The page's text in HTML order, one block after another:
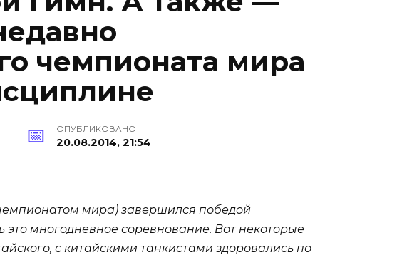
чемпионата мира
ОПУБЛИКОВАНО
20.08.2014, 21:54
мира) завершился победой
это многодневное соревнование. Вот некоторые
с китайскими танкистами здоровались по